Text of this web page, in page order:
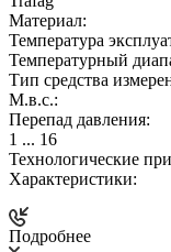
Материал:
Температура
Температурный
Тип средства
М.в.с.:
Перепад давления:
1 ... 16
Технологические
Характеристики:
Подробнее